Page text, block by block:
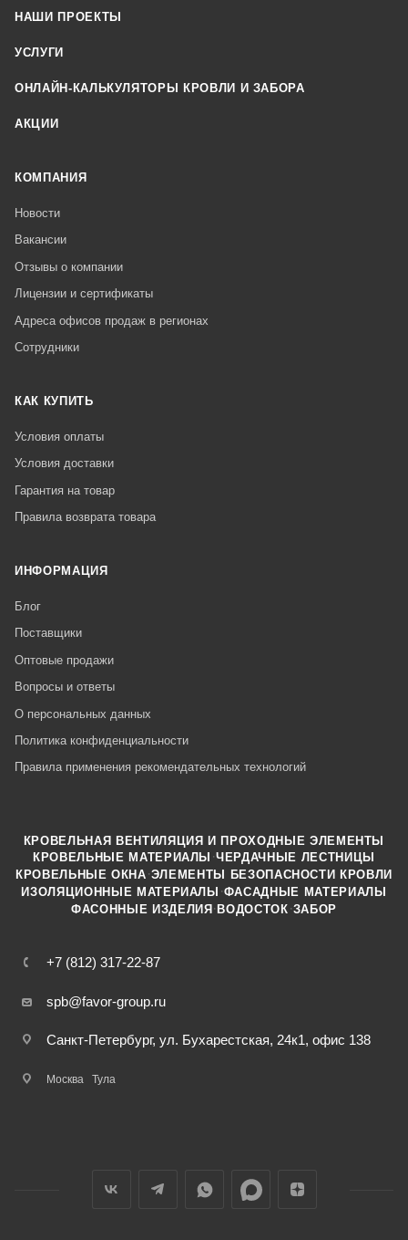
НАШИ ПРОЕКТЫ
УСЛУГИ
ОНЛАЙН-КАЛЬКУЛЯТОРЫ КРОВЛИ И ЗАБОРА
АКЦИИ
КОМПАНИЯ
Новости
Вакансии
Отзывы о компании
Лицензии и сертификаты
Адреса офисов продаж в регионах
Сотрудники
КАК КУПИТЬ
Условия оплаты
Условия доставки
Гарантия на товар
Правила возврата товара
ИНФОРМАЦИЯ
Блог
Поставщики
Оптовые продажи
Вопросы и ответы
О персональных данных
Политика конфиденциальности
Правила применения рекомендательных технологий
+7 (812) 317-22-87
spb@favor-group.ru
Санкт-Петербург, ул. Бухарестская, 24к1, офис 138
Москва Тула
КРОВЕЛЬНАЯ ВЕНТИЛЯЦИЯ И ПРОХОДНЫЕ ЭЛЕМЕНТЫ
КРОВЕЛЬНЫЕ МАТЕРИАЛЫ ·ЧЕРДАЧНЫЕ ЛЕСТНИЦЫ
КРОВЕЛЬНЫЕ ОКНА ·ЭЛЕМЕНТЫ БЕЗОПАСНОСТИ КРОВЛИ
ИЗОЛЯЦИОННЫЕ МАТЕРИАЛЫ ·ФАСАДНЫЕ МАТЕРИАЛЫ
ФАСОННЫЕ ИЗДЕЛИЯ ·ВОДОСТОК ·ЗАБОР